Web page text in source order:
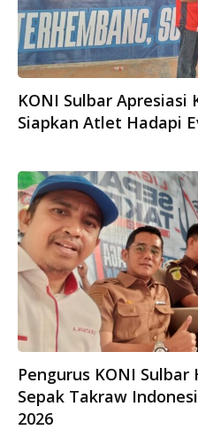
KONI Sulbar Apresiasi
Siapkan Atlet Hadapi
Pengurus KONI
Sepak Takraw
2026